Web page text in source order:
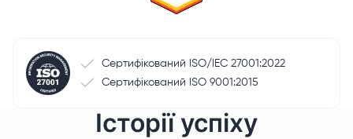
Сертифікований ISO/IEC 27001:2022
Сертифікований ISO 9001:2015
Історії успіху